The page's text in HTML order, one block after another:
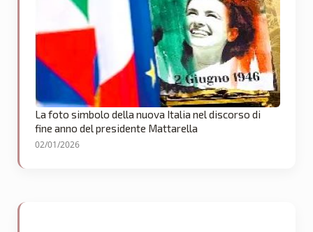
La foto simbolo della nuova Italia nel discorso di
fine anno del presidente Mattarella
02/01/2026